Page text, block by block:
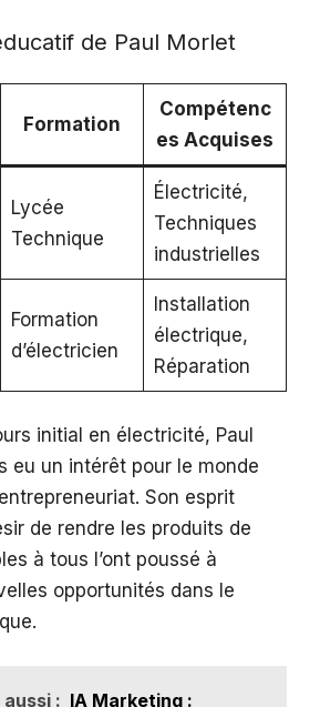
de Paul Morlet
Formation
Compétenc
es Acquises
Lycée
Technique
Électricité,
Techniques
industrielles
Formation
d’électricien
Installation
électrique,
Réparation
initial en électricité, Paul
eu un intérêt pour le monde
Son esprit
de rendre les produits de
à tous l’ont poussé à
opportunités dans le
: IA Marketing :